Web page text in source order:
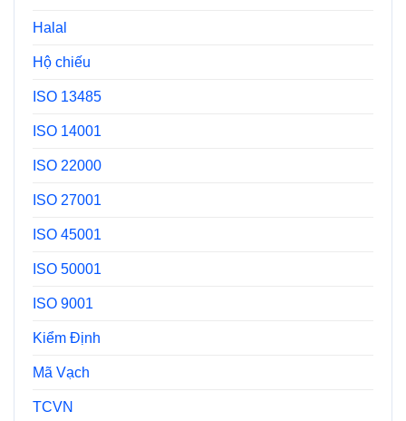
Halal
Hộ chiếu
ISO 13485
ISO 14001
ISO 22000
ISO 27001
ISO 45001
ISO 50001
ISO 9001
Kiểm Định
Mã Vạch
TCVN